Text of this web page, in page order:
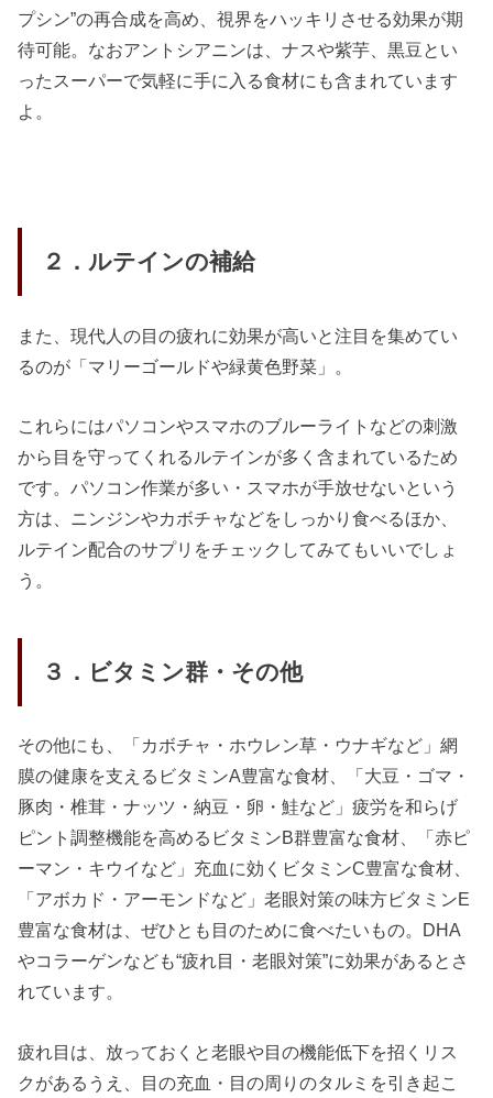
プシン”の再合成を高め、視界をハッキリさせる効果が期
待可能。なおアントシアニンは、ナスや紫芋、黒豆とい
ったスーパーで気軽に手に入る食材にも含まれています
よ。
２．ルテインの補給
また、現代人の目の疲れに効果が高いと注目を集めてい
るのが「マリーゴールドや緑黄色野菜」。
これらにはパソコンやスマホのブルーライトなどの刺激
から目を守ってくれるルテインが多く含まれているため
です。パソコン作業が多い・スマホが手放せないという
方は、ニンジンやカボチャなどをしっかり食べるほか、
ルテイン配合のサプリをチェックしてみてもいいでしょ
う。
３．ビタミン群・その他
その他にも、「カボチャ・ホウレン草・ウナギなど」網
膜の健康を支えるビタミンA豊富な食材、「大豆・ゴマ・
豚肉・椎茸・ナッツ・納豆・卵・鮭など」疲労を和らげ
ピント調整機能を高めるビタミンB群豊富な食材、「赤ピ
ーマン・キウイなど」充血に効くビタミンC豊富な食材、
「アボカド・アーモンドなど」老眼対策の味方ビタミンE
豊富な食材は、ぜひとも目のために食べたいもの。DHA
やコラーゲンなども“疲れ目・老眼対策”に効果があるとさ
れています。
疲れ目は、放っておくと老眼や目の機能低下を招くリス
クがあるうえ、目の充血・目の周りのタルミを引き起こ